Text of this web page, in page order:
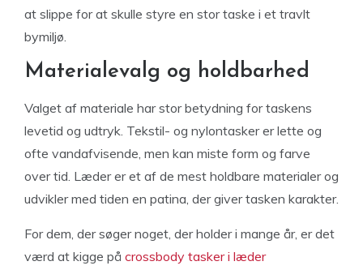
at slippe for at skulle styre en stor taske i et travlt
bymiljø.
Materialevalg og holdbarhed
Valget af materiale har stor betydning for taskens
levetid og udtryk. Tekstil- og nylontasker er lette og
ofte vandafvisende, men kan miste form og farve
over tid. Læder er et af de mest holdbare materialer og
udvikler med tiden en patina, der giver tasken karakter.
For dem, der søger noget, der holder i mange år, er det
værd at kigge på crossbody tasker i læder